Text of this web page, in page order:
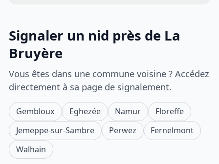
Signaler un nid près de La
Bruyère
Vous êtes dans une commune voisine ? Accédez
directement à sa page de signalement.
Gembloux Eghezée Namur
Floreffe
Jemeppe-sur-Sambre
Perwez
Fernelmont
Walhain